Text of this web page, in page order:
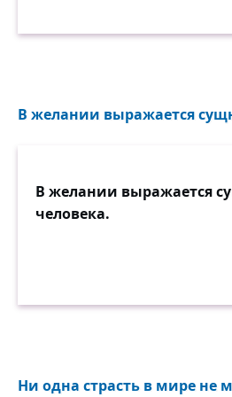
В желании выражается
В желании выражается
человека.
Ни одна страсть в мире не